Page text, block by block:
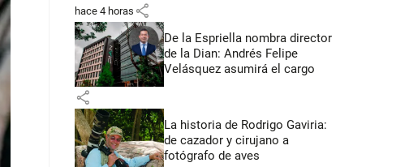
hace 4 horas share
De la Espriella nombra director
de la Dian: Andrés Felipe
Velásquez asumirá el cargo
share
La historia de Rodrigo Gaviria:
de cazador y cirujano a
fotógrafo de aves